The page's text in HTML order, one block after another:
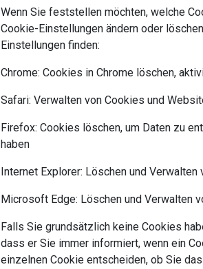
Wenn Sie feststellen möchten, welche
Cookie-Einstellungen ändern oder
Einstellungen finden:
Chrome: Cookies in Chrome löschen,
Safari: Verwalten von Cookies und
Firefox: Cookies löschen, um Daten zu
haben
Internet Explorer: Löschen und Verwalten
Microsoft Edge: Löschen und Verwalten
Falls Sie grundsätzlich keine Cookies
dass er Sie immer informiert, wenn ein
einzelnen Cookie entscheiden, ob Sie